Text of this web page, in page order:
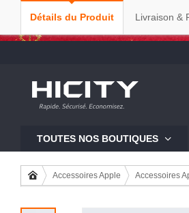
TOUTES NOS BOUTIQUES
Accessoires Apple Accessoires
Détails du Produit Livraison &